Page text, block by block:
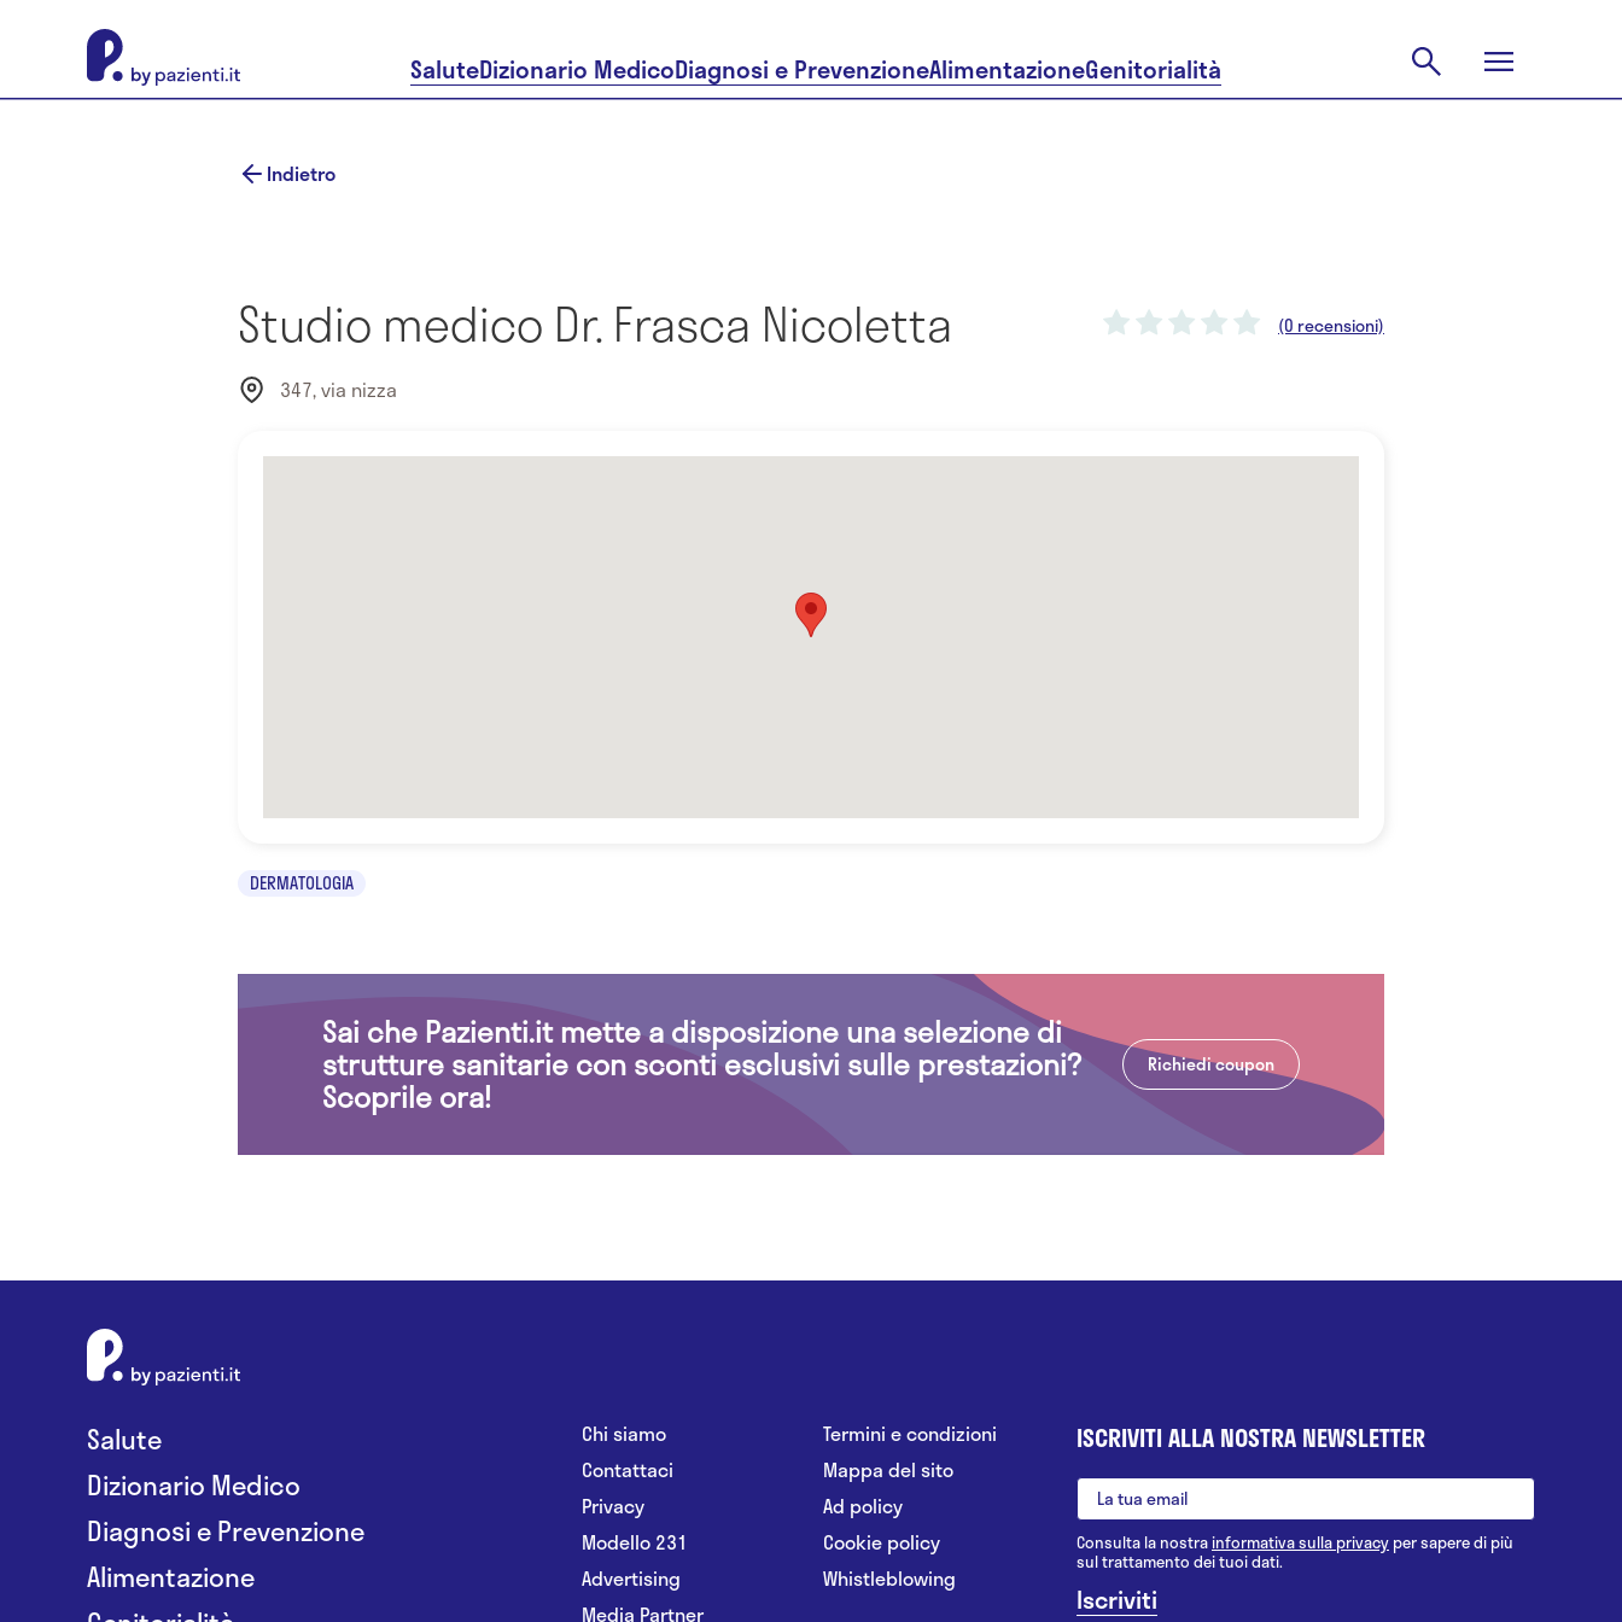
SaluteDizionario MedicoDiagnosi e PrevenzioneAlimentazioneGenitorialità
Indietro
Studio medico Dr. Frasca Nicoletta (0 recensioni)
347, via nizza
DERMATOLOGIA
Sai che Pazienti.it mette a disposizione una selezione di
strutture sanitarie con sconti esclusivi sulle prestazioni?
Scoprile ora!
Richiedi coupon
Salute
Dizionario Medico
Diagnosi e Prevenzione
Alimentazione
Chi siamo
Contattaci
Privacy
Modello 231
Advertising
Media Partner
Termini e condizioni
Mappa del sito
Ad policy
Cookie policy
Whistleblowing
ISCRIVITI ALLA NOSTRA NEWSLETTER
Consulta la nostrainformativa sulla privacy per sapere di più
sul trattamento dei tuoi dati.